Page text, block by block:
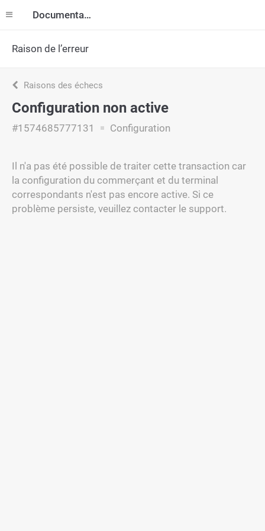
Documentation
Raison de l’erreur
Raisons des échecs
Configuration non active
#1574685777131 Configuration
Il n'a pas été possible de traiter cette transaction car
la configuration du commerçant et du terminal
correspondants n'est pas encore active. Si ce
problème persiste, veuillez contacter le support.